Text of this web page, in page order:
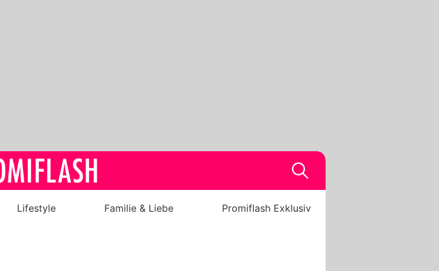
Lifestyle Familie & Liebe Promiflash Exklusiv